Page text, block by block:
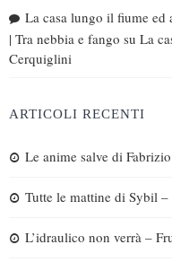
La casa lungo il fiume ed
| Tra nebbia e fango su La
Cerquiglini
ARTICOLI RECENTI
Le anime salve di
Tutte le mattine di Sybil
L’idraulico non verrà –